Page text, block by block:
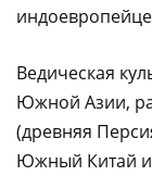
Ведическая
Южной Азии,
(древняя
Южный Китай и